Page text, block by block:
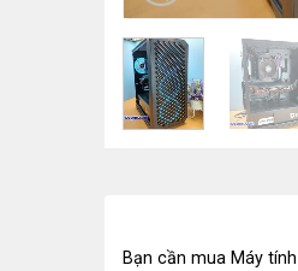
Bạn cần mua Máy tính